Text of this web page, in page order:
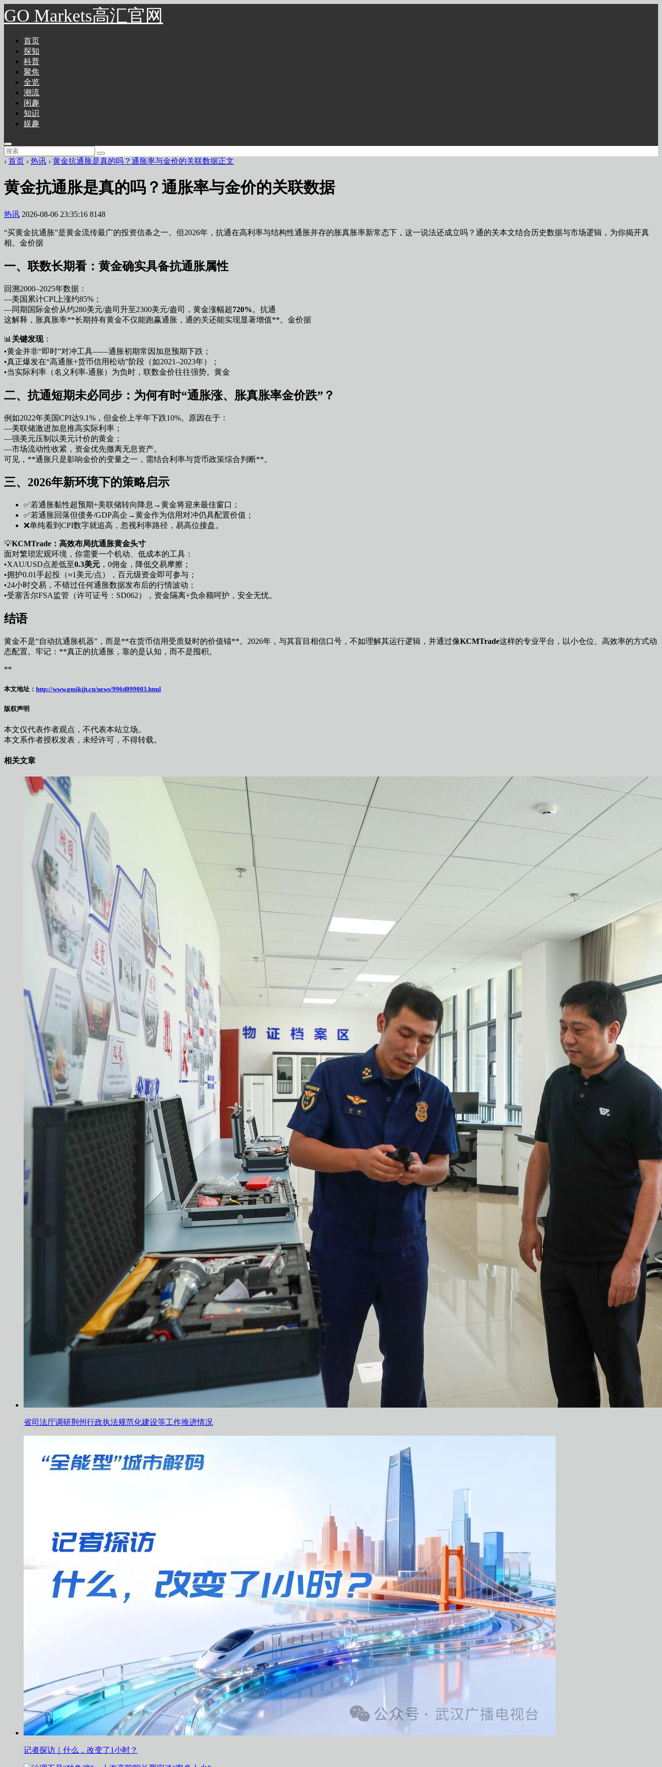
GO Markets高汇官网
首页
探知
科普
聚焦
全览
潮流
闲趣
知识
娱趣
› 首页 › 热讯 › 黄金抗通胀是真的吗？通胀率与金价的关联数据正文
黄金抗通胀是真的吗？通胀率与金价的关联数据
热讯 2026-08-06 23:35:16 8148
“买黄金抗通胀”是黄金流传最广的投资信条之一。但2026年，抗通在高利率与结构性通胀并存的胀真胀率新常态下，这一说法还成立吗？通的关本文结合历史数据与市场逻辑，为你揭开真
相。金价据
一、联数长期看：黄金确实具备抗通胀属性
回溯2000–2025年数据：
—美国累计CPI上涨约85%；
—同期国际金价从约280美元/盎司升至2300美元/盎司，黄金涨幅超720%。抗通
这解释，胀真胀率**长期持有黄金不仅能跑赢通胀，通的关还能实现显著增值**。金价据
📊 关键发现：
•黄金并非“即时”对冲工具——通胀初期常因加息预期下跌；
•真正爆发在“高通胀+货币信用松动”阶段（如2021–2023年）；
•当实际利率（名义利率-通胀）为负时，联数金价往往强势。黄金
二、抗通短期未必同步：为何有时“通胀涨、胀真胀率金价跌”？
例如2022年美国CPI达9.1%，但金价上半年下跌10%。原因在于：
—美联储激进加息推高实际利率；
—强美元压制以美元计价的黄金；
—市场流动性收紧，资金优先撤离无息资产。
可见，**通胀只是影响金价的变量之一，需结合利率与货币政策综合判断**。
三、2026年新环境下的策略启示
✅若通胀黏性超预期+美联储转向降息→黄金将迎来最佳窗口；
✅若通胀回落但债务/GDP高企→黄金作为信用对冲仍具配置价值；
❌单纯看到CPI数字就追高，忽视利率路径，易高位接盘。
💡KCMTrade：高效布局抗通胀黄金头寸
面对繁琐宏观环境，你需要一个机动、低成本的工具：
•XAU/USD点差低至0.3美元 ，0佣金，降低交易摩擦；
•拥护0.01手起投（≈1美元/点），百元级资金即可参与；
•24小时交易，不错过任何通胀数据发布后的行情波动；
•受塞舌尔FSA监管（许可证号：SD062），资金隔离+负余额呵护，安全无忧。
结语
黄金不是“自动抗通胀机器”，而是**在货币信用受质疑时的价值锚**。2026年，与其盲目相信口号，不如理解其运行逻辑，并通过像KCMTrade这样的专业平台，以小仓位、高效率的方式动
态配置。牢记：**真正的抗通胀，靠的是认知，而不是囤积。
**
本文地址： http://www.gmikjjt.cn/news/996d099003.html
版权声明
本文仅代表作者观点，不代表本站立场。
本文系作者授权发表，未经许可，不得转载。
相关文章
省司法厅调研荆州行政执法规范化建设等工作推进情况
记者探访｜什么，改变了1小时？